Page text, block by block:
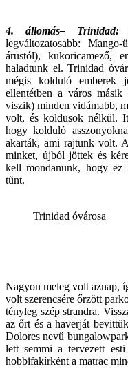
4. állomás– Trinidad:
legváltozatosabb:
árustól), kukoricamező,
haladtunk el. Trinidad
mégis kolduló emberek
ellentétben a város
viszik) minden vidámabb,
volt, és koldusok nélkül.
hogy kolduló
akarták, ami rajtunk volt.
minket, újból jöttek és
kell mondanunk, hogy ez
tűnt.
Trinidad óvárosa
Nagyon meleg volt aznap,
volt szerencsére őrzött
tényleg szép strandra.
az őrt és a haverját
Dolores nevű
lett semmi a tervezett
hobbifakírként a matrac